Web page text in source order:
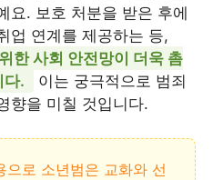
요. 보호 처분을 받은 후에
업 연계를 제공하는 등,
한 사회 안전망이 더욱 촘
다.
이는 궁극적으로 범죄
향을 미칠 것입니다.
으로 소년범은 교화와 선